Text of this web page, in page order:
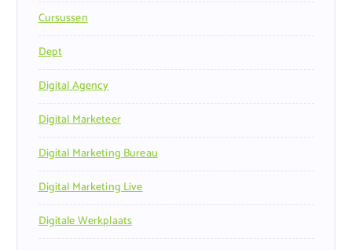
Cursussen
Dept
Digital Agency
Digital Marketeer
Digital Marketing Bureau
Digital Marketing Live
Digitale Werkplaats